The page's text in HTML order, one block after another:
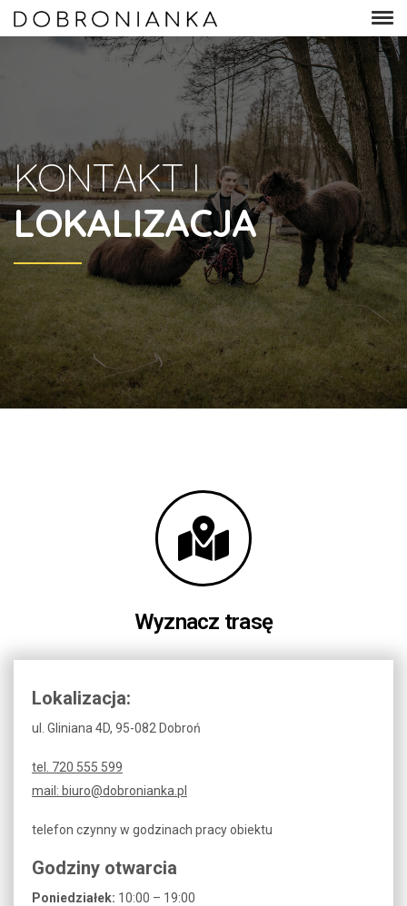
KONTAKT I
LOKALIZACJA
Wyznacz trasę
Lokalizacja:
ul. Gliniana 4D, 95-082 Dobroń
tel. 720 555 599
mail: biuro@dobronianka.pl
telefon czynny w godzinach pracy obiektu
Godziny otwarcia
Poniedziałek: 10:00 – 19:00